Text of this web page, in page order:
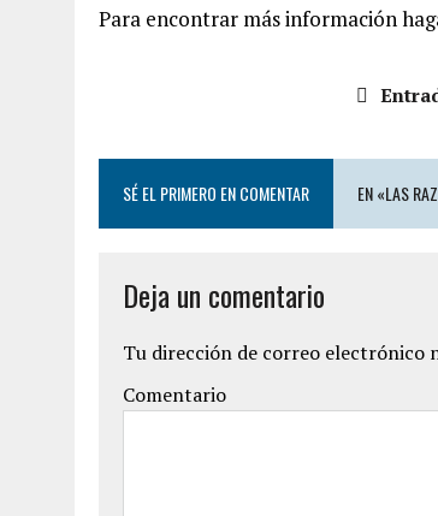
Para encontrar más información
SÉ EL PRIMERO EN COMENTAR EN «LAS
Deja un comentario
Tu dirección de correo electrónico
Comentario